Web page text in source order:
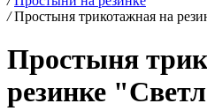
/ Простыня трикотажная на
Простыня
резинке